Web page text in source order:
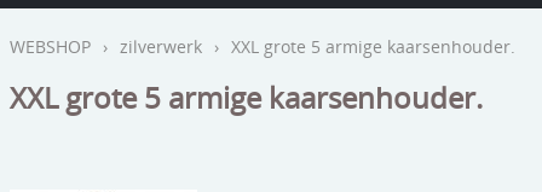
WEBSHOP
OUTLET
INFO
WEBSHOP › zilverwerk › XXL grote 5 armige kaarsenhouder.
XXL grote 5 armige kaarsenhouder.